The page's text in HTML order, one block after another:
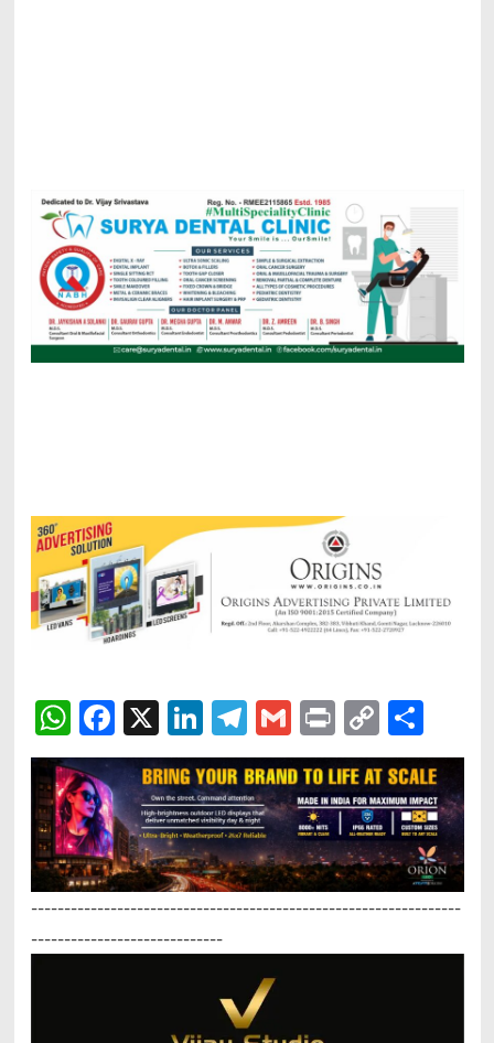
WhatsApp
Facebook
X LinkedIn
Telegram
Gmail
Print
Copy
Link
-----------------------------------------------------------------
-----------------------------